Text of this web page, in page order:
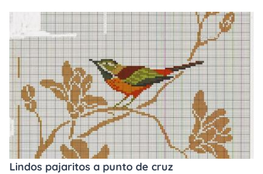
Lindos pajaritos a punto de cruz